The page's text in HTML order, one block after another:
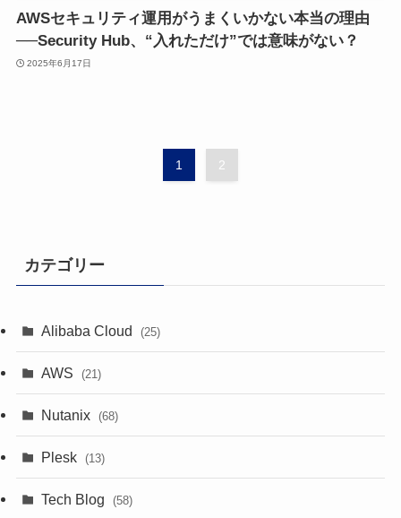
AWSセキュリティ運用がうまくいかない本当の理由
──Security Hub、“入れただけ”では意味がない？
2025年6月17日
1 2
カテゴリー
Alibaba Cloud (25)
AWS (21)
Nutanix (68)
Plesk (13)
Tech Blog (58)